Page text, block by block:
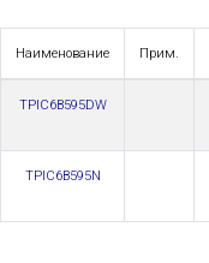
Наименование Прим.
TPIC6B595DW
TPIC6B595N